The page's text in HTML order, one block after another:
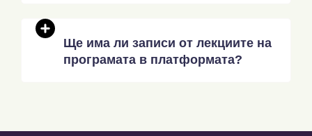
Ще има ли записи от лекциите на
програмата в платформата?